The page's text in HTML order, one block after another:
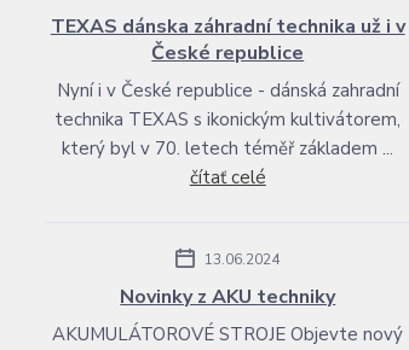
TEXAS dánska záhradní technika už i v
České republice
Nyní i v České republice - dánská zahradní
technika TEXAS s ikonickým kultivátorem,
který byl v 70. letech téměř základem ...
čítať celé
13.06.2024
Novinky z AKU techniky
AKUMULÁTOROVÉ STROJE Objevte nový